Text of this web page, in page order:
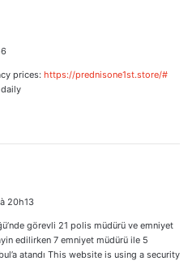
prices: https://prednisone1st.store/#
20h13
görevli 21 polis müdürü ve emniyet
edilirken 7 emniyet müdürü ile 5
atandı This website is using a security